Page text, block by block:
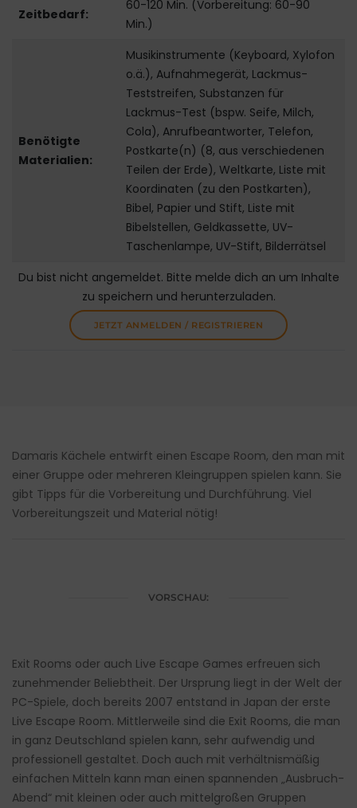
Zeitbedarf:
60-120 Min. (Vorbereitung: 60-90
Min.)
Benötigte
Materialien:
Musikinstrumente (Keyboard, Xylofon
o.ä.), Aufnahmegerät, Lackmus-
Teststreifen, Substanzen für
Lackmus-Test (bspw. Seife, Milch,
Cola), Anrufbeantworter, Telefon,
Postkarte(n) (8, aus verschiedenen
Teilen der Erde), Weltkarte, Liste mit
Koordinaten (zu den Postkarten),
Bibel, Papier und Stift, Liste mit
Bibelstellen, Geldkassette, UV-
Taschenlampe, UV-Stift, Bilderrätsel
Du bist nicht angemeldet. Bitte melde dich an um Inhalte
zu speichern und herunterzuladen.
JETZT ANMELDEN / REGISTRIEREN
Damaris Kächele entwirft einen Escape Room, den man mit
einer Gruppe oder mehreren Kleingruppen spielen kann. Sie
gibt Tipps für die Vorbereitung und Durchführung. Viel
Vorbereitungszeit und Material nötig!
VORSCHAU:
Exit Rooms oder auch Live Escape Games erfreuen sich
zunehmender Beliebtheit. Der Ursprung liegt in der Welt der
PC-Spiele, doch bereits 2007 entstand in Japan der erste
Live Escape Room. Mittlerweile sind die Exit Rooms, die man
in ganz Deutschland spielen kann, sehr aufwendig und
professionell gestaltet. Doch auch mit verhältnismäßig
einfachen Mitteln kann man einen spannenden „Ausbruch-
Abend“ mit kleinen oder auch mittelgroßen Gruppen